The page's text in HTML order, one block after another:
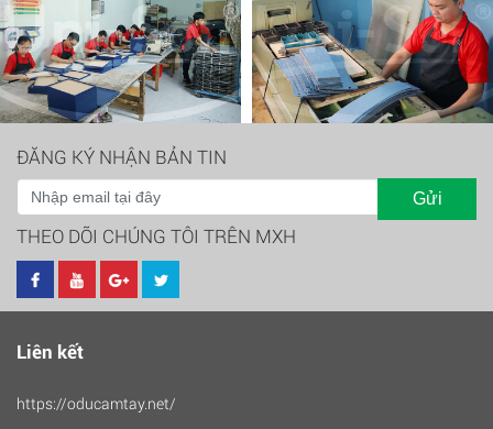
ĐĂNG KÝ NHẬN BẢN TIN
Gửi
THEO DÕI CHÚNG TÔI TRÊN MXH
Liên kết
https://oducamtay.net/